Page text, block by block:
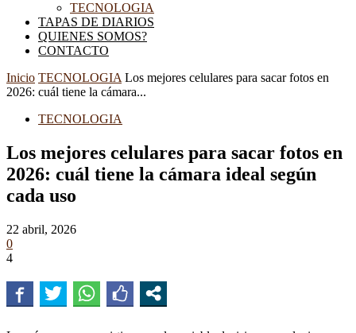
TECNOLOGIA
TAPAS DE DIARIOS
QUIENES SOMOS?
CONTACTO
Inicio TECNOLOGIA Los mejores celulares para sacar fotos en
2026: cuál tiene la cámara...
TECNOLOGIA
Los mejores celulares para sacar fotos en
2026: cuál tiene la cámara ideal según
cada uso
22 abril, 2026
0
4